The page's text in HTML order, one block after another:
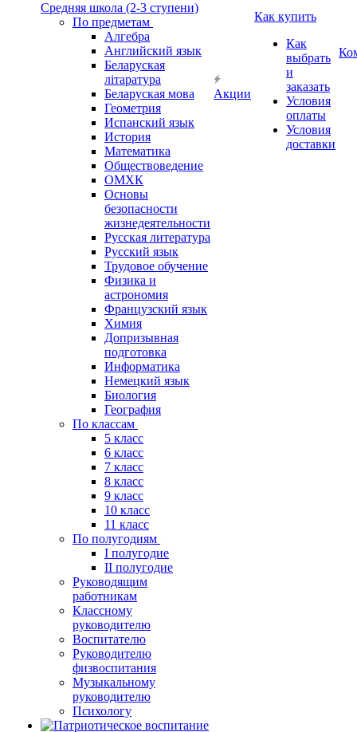
Средняя школа (2-3 ступени)
По предметам
Алгебра
Английский язык
Беларуская
літаратура
Беларуская мова
Геометрия
Испанский язык
История
Математика
Обществоведение
ОМХК
Основы
безопасности
жизнедеятельности
Русская литература
Русский язык
Трудовое обучение
Физика и
астрономия
Французский язык
Химия
Допризывная
подготовка
Информатика
Немецкий язык
Биология
География
По классам
5 класс
6 класс
7 класс
8 класс
9 класс
10 класс
11 класс
По полугодиям
I полугодие
II полугодие
Руководящим
работникам
Классному
руководителю
Воспитателю
Руководителю
физвоспитания
Музыкальному
руководителю
Психологу
Акции
Как купить
Как
выбрать
и
заказать
Условия
оплаты
Условия
доставки